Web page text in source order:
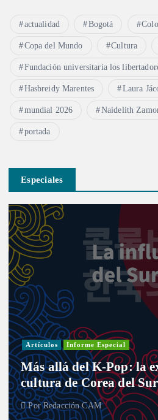
actualidad Bogotá
Copa del Mundo Cultura
Fundación universitaria los
Hasbreidy Marentes Laura
mundial 2026 Naidelith
portada
Especiales
la expansión de la
del Sur en Colombia